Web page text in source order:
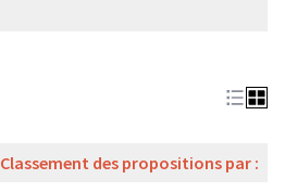
Classement des propositions par :